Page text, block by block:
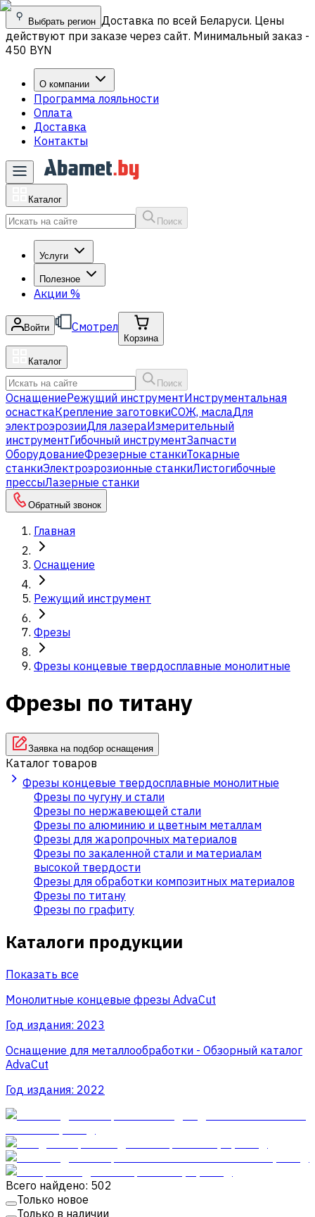
Выбрать регион Доставка по всей Беларуси. Цены
действуют при заказе через сайт. Минимальный заказ -
450 BYN
О компании
Программа лояльности
Оплата
Доставка
Контакты
Каталог
Поиск
Услуги
Полезное
Акции %
Войти Смотрел
Корзина
Каталог
Поиск
ОснащениеРежущий инструментИнструментальная
оснасткаКрепление заготовкиСОЖ, маслаДля
электроэрозииДля лазераИзмерительный
инструментГибочный инструментЗапчасти
ОборудованиеФрезерные станкиТокарные
станкиЭлектроэрозионные станкиЛистогибочные
прессыЛазерные станки
Обратный звонок
Главная
Оснащение
Режущий инструмент
Фрезы
Фрезы концевые твердосплавные монолитные
Фрезы по титану
Заявка на подбор оснащения
Каталог товаров
Фрезы концевые твердосплавные монолитные
Фрезы по чугуну и стали
Фрезы по нержавеющей стали
Фрезы по алюминию и цветным металлам
Фрезы для жаропрочных материалов
Фрезы по закаленной стали и материалам
высокой твердости
Фрезы для обработки композитных материалов
Фрезы по титану
Фрезы по графиту
Каталоги продукции
Показать все
Монолитные концевые фрезы AdvaСut
Год издания: 2023
Оснащение для металлообработки - Обзорный каталог
AdvaCut
Год издания: 2022
Всего найдено: 502
Только новое
Только в наличии